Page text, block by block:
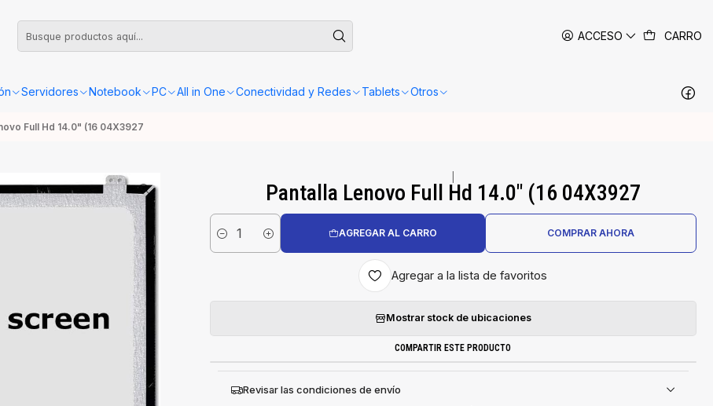
ACCESO CARRO
Servidores Notebook PC All in One Conectividad y Redes Tablets Otros
Boleta o Factura, la confirmación de retiro o envío se gestionará dentro de las siguientes 24-48 horas hábiles en Santiago.
Full Hd 14.0" (16 04X3927
Pantalla Lenovo Full Hd 14.0" (16 04X3927
Cantidad
AGREGAR AL CARRO COMPRAR AHORA
Agregar a la lista de favoritos
Mostrar stock de ubicaciones
COMPARTIR ESTE PRODUCTO
Revisar las condiciones de envío